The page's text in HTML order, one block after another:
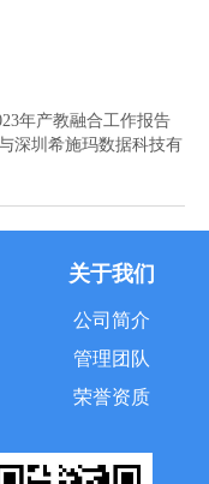
年产教融合工作报告
深圳希施玛数据科技有
关于我们
公司简介
管理团队
荣誉资质